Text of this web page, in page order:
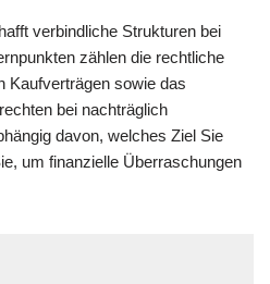
verbindliche Strukturen bei
zählen die rechtliche
Kaufverträgen sowie das
bei nachträglich
davon, welches Ziel Sie
um finanzielle Überraschungen